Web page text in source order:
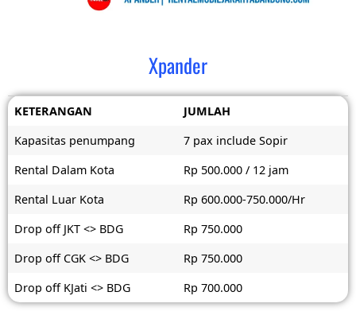
Xpander
KETERANGAN
JUMLAH
Kapasitas penumpang
7 pax include Sopir
Rental Dalam Kota
Rp 500.000 / 12 jam
Rental Luar Kota
Rp 600.000-750.000/Hr
Drop off JKT <> BDG
Rp 750.000
Drop off CGK <> BDG
Rp 750.000
Drop off KJati <> BDG
Rp 700.000